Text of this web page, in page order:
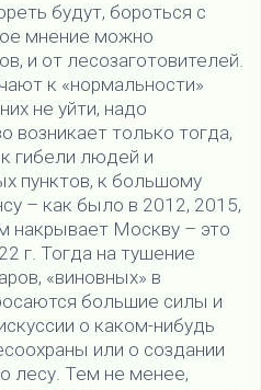
будут, бороться с
мнение можно
и от лесозаготовителей.
к «нормальности»
не уйти, надо
возникает только тогда,
гибели людей и
пунктов, к большому
– как было в 2012, 2015,
накрывает Москву – это
г. Тогда на тушение
«виновных» в
большие силы и
о каком-нибудь
или о создании
лесу. Тем не менее,